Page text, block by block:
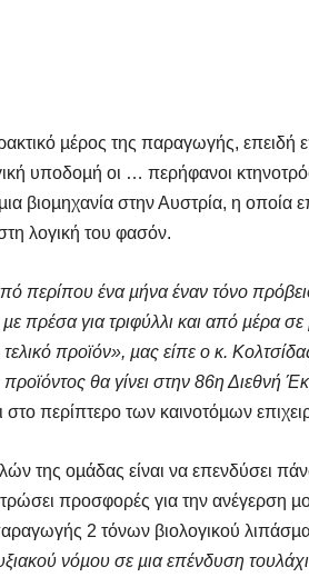
µέρος της παραγωγής, επειδή
υποδοµή οι … περήφανοι
βιοµηχανία στην Αυστρία, η οποία
λογική του φασόν.
περίπου ένα µήνα έναν τόνο
πρέσα για τριφύλλι και από µέρα
προϊόν», µας είπε ο κ.
θα γίνει στην 86η Διεθνή
στο περίπτερο των καινοτόµων
της οµάδας είναι να επενδύσει
προσφορές για την ανέγερση
2 τόνων βιολογικού
νόµου σε µια επένδυση